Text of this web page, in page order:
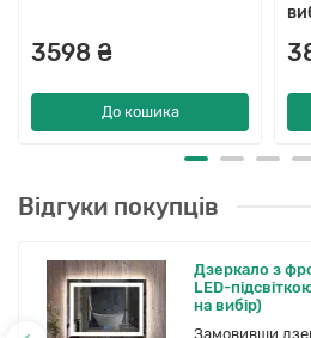
3598 ₴
До кошика
Відгуки покупців
Дзеркало з
LED-
на вибір)
Замовивши